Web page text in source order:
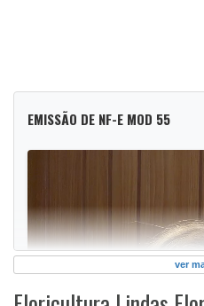
EMISSÃO DE NF-E MOD 55
ver